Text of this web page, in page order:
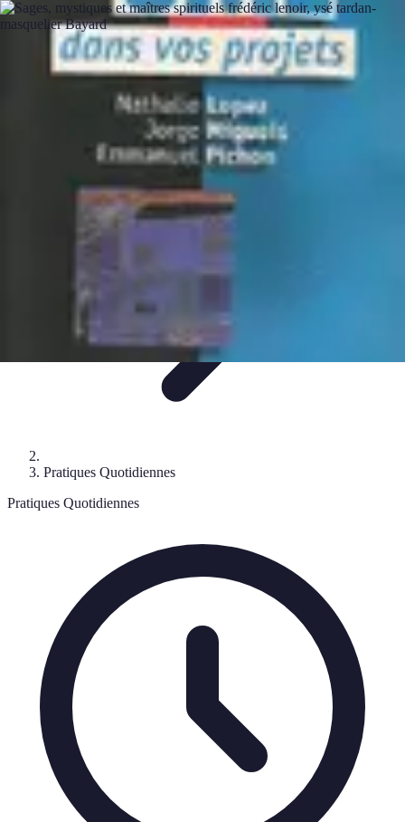
Rituels Coréens
Purification et Bien-êtreFamille et RelationsBien-êtreRituels et
Purification et Spiritualité
Rituels Coréens
Pratiques Quotidiennes
Pratiques Quotidiennes